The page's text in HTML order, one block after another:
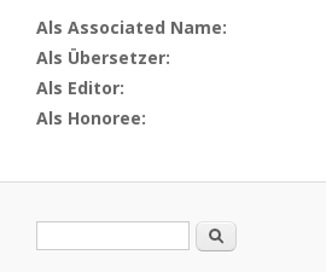
Als Associated Name:
Als Übersetzer:
Als Editor:
Als Honoree:
Suche